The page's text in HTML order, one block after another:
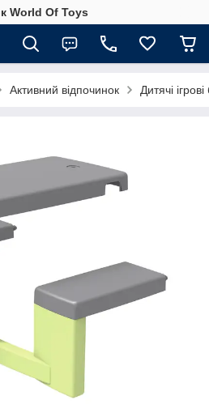
World Of Toys
Активний відпочинок Дитячі